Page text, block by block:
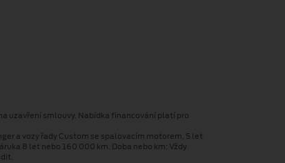
uzavření smlouvy. Nabídka financování platí pro
a vozy řady Custom se spalovacím motorem, 5 let
8 let nebo 160 000 km. Doba nebo km: Vždy